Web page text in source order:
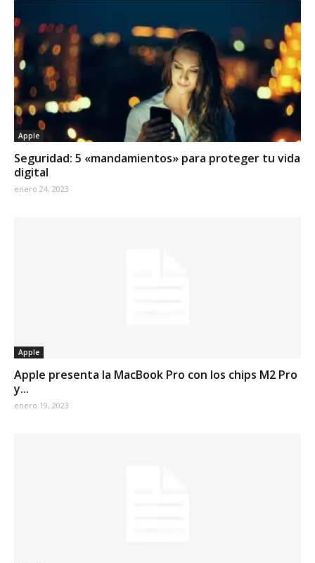
Apple
Seguridad: 5 «mandamientos» para proteger tu vida
digital
enero 24, 2023
Apple
Apple presenta la MacBook Pro con los chips M2 Pro
y...
enero 19, 2023